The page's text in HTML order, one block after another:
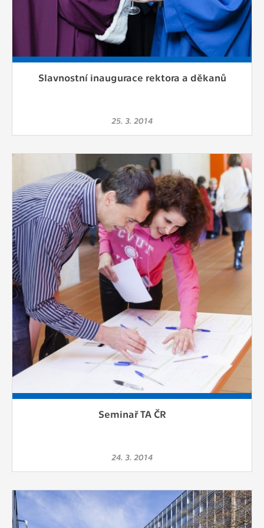
Slavnostní inaugurace rektora a děkanů
25. 3. 2014
Seminař TA ČR
24. 3. 2014